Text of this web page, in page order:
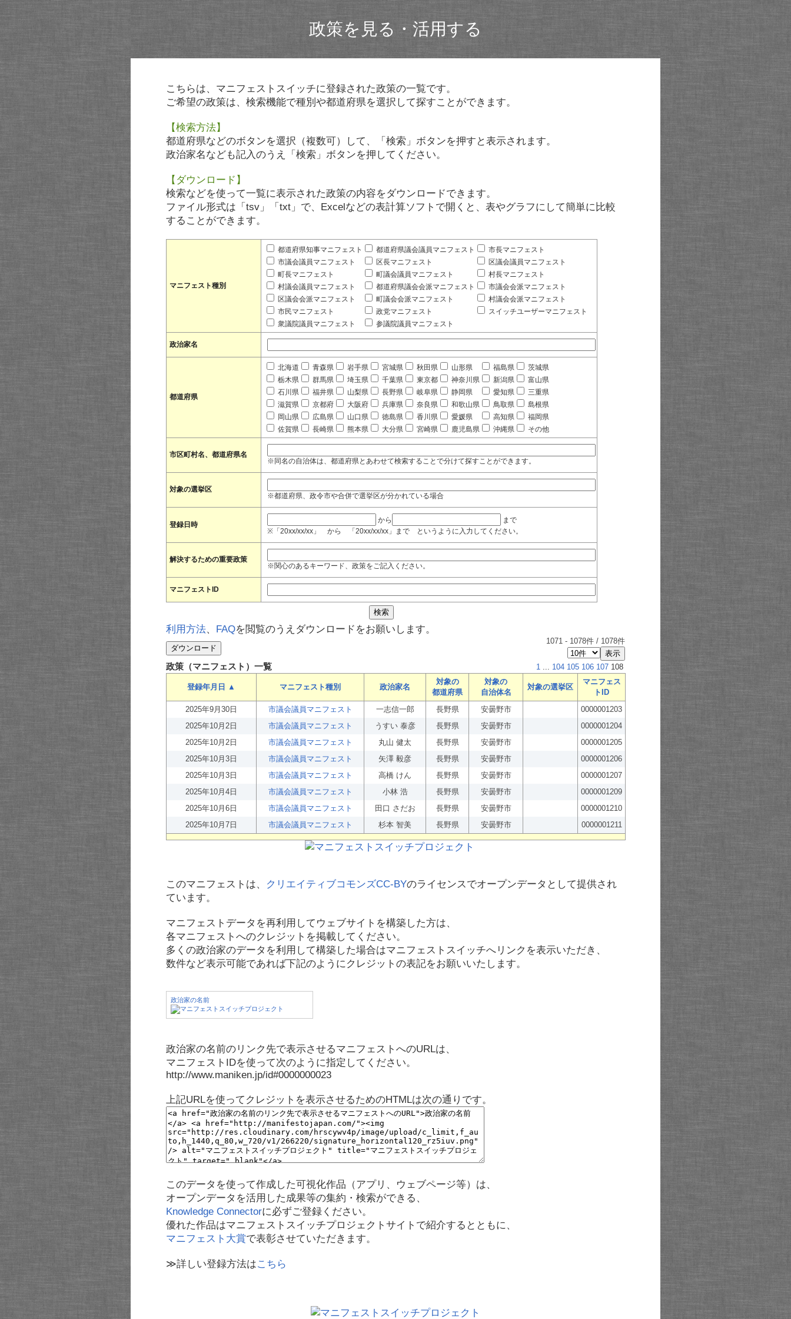
政策を見る・活用する
こちらは、マニフェストスイッチに登録された政策の一覧です。
ご希望の政策は、検索機能で種別や都道府県を選択して探すことができます。
【検索方法】
都道府県などのボタンを選択（複数可）して、「検索」ボタンを押すと表示されます。
政治家名なども記入のうえ「検索」ボタンを押してください。
【ダウンロード】
検索などを使って一覧に表示された政策の内容をダウンロードできます。
ファイル形式は「tsv」「txt」で、Excelなどの表計算ソフトで開くと、表やグラフにして簡単に比較
することができます。
マニフェスト種別
都道府県知事マニフェスト 都道府県議会議員マニフェスト
市長マニフェスト
市議会議員マニフェスト
区長マニフェスト
区議会議員マニフェスト
町長マニフェスト
町議会議員マニフェスト
村長マニフェスト
村議会議員マニフェスト
都道府県議会会派マニフェスト
市議会会派マニフェスト
区議会会派マニフェスト
町議会会派マニフェスト
村議会会派マニフェスト
市民マニフェスト
政党マニフェスト
スイッチユーザーマニフェスト
衆議院議員マニフェスト
参議院議員マニフェスト
政治家名
都道府県
北海道 青森県 岩手県 宮城県 秋田県 山形県 福島県
茨城県
栃木県
群馬県 埼玉県 千葉県 東京都 神奈川県 新潟県
富山県
石川県
福井県 山梨県 長野県 岐阜県 静岡県 愛知県
三重県
滋賀県
京都府 大阪府 兵庫県 奈良県 和歌山県 鳥取県
島根県
岡山県
広島県 山口県 徳島県 香川県 愛媛県 高知県
福岡県
佐賀県
長崎県 熊本県 大分県 宮崎県 鹿児島県 沖縄県 その他
市区町村名、都道府県名
※同名の自治体は、都道府県とあわせて検索することで分けて探すことができます。
対象の選挙区
※都道府県、政令市や合併で選挙区が分かれている場合
登録日時
から
まで
※「20xx/xx/xx」 から 「20xx/xx/xx」まで というように入力してください。
解決するための重要政策
※関心のあるキーワード、政策をご記入ください。
マニフェストID
利用方法、 FAQを閲覧のうえダウンロードをお願いします。
1071 - 1078件 / 1078件
政策（マニフェスト）一覧 1 ... 104 105 106 107 108
登録年月日 ▲ マニフェスト種別 政治家名
対象の
都道府県
対象の
自治体名
対象の選挙区
マニフェス
トID
2025年9月30日
市議会議員マニフェスト 一志信一郎 長野県 安曇野市
0000001203
2025年10月2日
市議会議員マニフェスト うすい 泰彦 長野県 安曇野市
0000001204
2025年10月2日
市議会議員マニフェスト 丸山 健太 長野県 安曇野市
0000001205
2025年10月3日
市議会議員マニフェスト 矢澤 毅彦 長野県 安曇野市
0000001206
2025年10月3日
市議会議員マニフェスト 高橋 けん 長野県 安曇野市
0000001207
2025年10月4日
市議会議員マニフェスト 小林 浩 長野県 安曇野市
0000001209
2025年10月6日
市議会議員マニフェスト 田口 さだお 長野県 安曇野市
0000001210
2025年10月7日
市議会議員マニフェスト 杉本 智美 長野県 安曇野市 0000001211
このマニフェストは、 クリエイティブコモンズCC-BYのライセンスでオープンデータとして提供され
ています。
マニフェストデータを再利用してウェブサイトを構築した方は、
各マニフェストへのクレジットを掲載してください。
多くの政治家のデータを利用して構築した場合はマニフェストスイッチへリンクを表示いただき、
数件など表示可能であれば下記のようにクレジットの表記をお願いいたします。
政治家の名前
政治家の名前のリンク先で表示させるマニフェストへのURLは、
マニフェストIDを使って次のように指定してください。
http://www.maniken.jp/id#0000000023
上記URLを使ってクレジットを表示させるためのHTMLは次の通りです。
このデータを使って作成した可視化作品（アプリ、ウェブページ等）は、
オープンデータを活用した成果等の集約・検索ができる、
Knowledge Connectorに必ずご登録ください。
優れた作品はマニフェストスイッチプロジェクトサイトで紹介するとともに、
マニフェスト大賞で表彰させていただきます。
≫詳しい登録方法はこちら